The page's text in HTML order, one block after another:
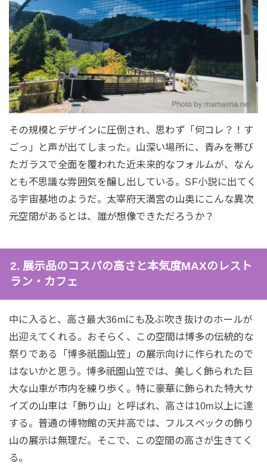
その規模とデザインに圧倒され、思わず「何コレ？！す
ごっ」と声が出てしまった。山深い場所に、青みを帯び
たガラスで全面を覆われた近未来的なフォルムが、なん
とも不思議な雰囲気を醸し出している。SF小説に出てく
る宇宙基地のようだ。太宰府天満宮の山奥にこんな異次
元空間があるとは、誰が想像できただろうか？
2. 展示品のコスパの高さと本気度MAXのレスト
ラン・カフェ
中に入ると、高さ最大36mにも及ぶ吹き抜けのホールが
出迎えてくれる。おそらく、この空間は博多の伝統的な
祭りである「博多祇園山笠」の展示向けに作られたので
はないかと思う。博多祇園山笠では、美しく飾られた巨
大な山車が市内を練り歩く。特に豪華に飾られた特大サ
イズの山車は「飾り山」と呼ばれ、高さは10m以上に達
する。普通の博物館の天井高では、フルスペックの飾り
山の展示は無理だ。そこで、この空間の高さが生きてく
る。